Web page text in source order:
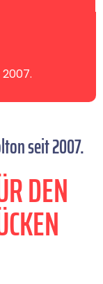
2007.
seit 2007.
DEN